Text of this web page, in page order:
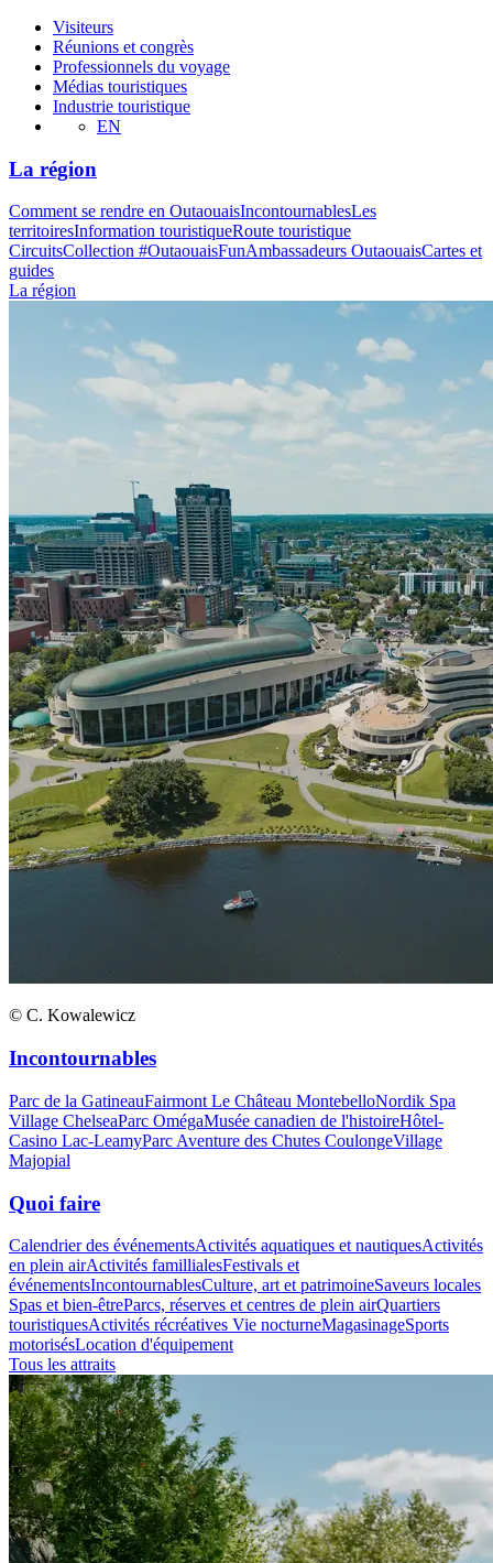
Visiteurs
Réunions et congrès
Professionnels du voyage
Médias touristiques
Industrie touristique
EN
La région
Comment se rendre en OutaouaisIncontournablesLes
territoiresInformation touristiqueRoute touristique
CircuitsCollection #OutaouaisFunAmbassadeurs OutaouaisCartes et
guides
La région
© C. Kowalewicz
Incontournables
Parc de la GatineauFairmont Le Château MontebelloNordik Spa
Village ChelseaParc OmégaMusée canadien de l'histoireHôtel-
Casino Lac-LeamyParc Aventure des Chutes CoulongeVillage
Majopial
Quoi faire
Calendrier des événementsActivités aquatiques et nautiquesActivités
en plein airActivités famillialesFestivals et
événementsIncontournablesCulture, art et patrimoineSaveurs locales
Spas et bien-êtreParcs, réserves et centres de plein airQuartiers
touristiquesActivités récréatives Vie nocturneMagasinageSports
motorisésLocation d'équipement
Tous les attraits